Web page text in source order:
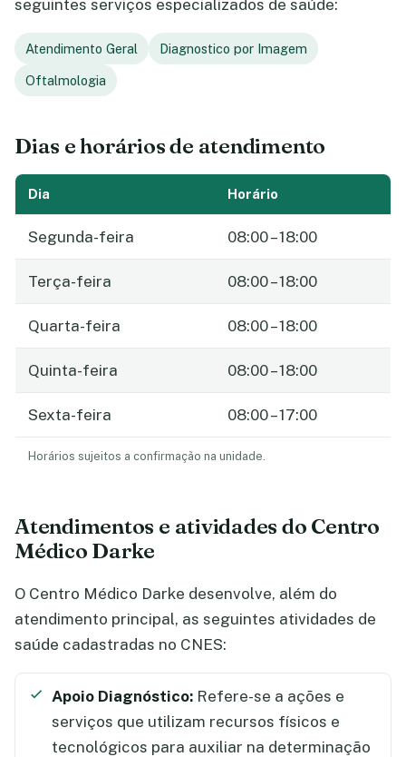
seguintes serviços especializados de saúde:
Atendimento Geral Diagnostico por Imagem
Oftalmologia
Dias e horários de atendimento
Dia Horário
Segunda-feira 08:00 – 18:00
Terça-feira 08:00 – 18:00
Quarta-feira 08:00 – 18:00
Quinta-feira 08:00 – 18:00
Sexta-feira 08:00 – 17:00
Horários sujeitos a confirmação na unidade.
Atendimentos e atividades do Centro
Médico Darke
O Centro Médico Darke desenvolve, além do
atendimento principal, as seguintes atividades de
saúde cadastradas no CNES:
Apoio Diagnóstico: Refere-se a ações e
serviços que utilizam recursos físicos e
tecnológicos para auxiliar na determinação